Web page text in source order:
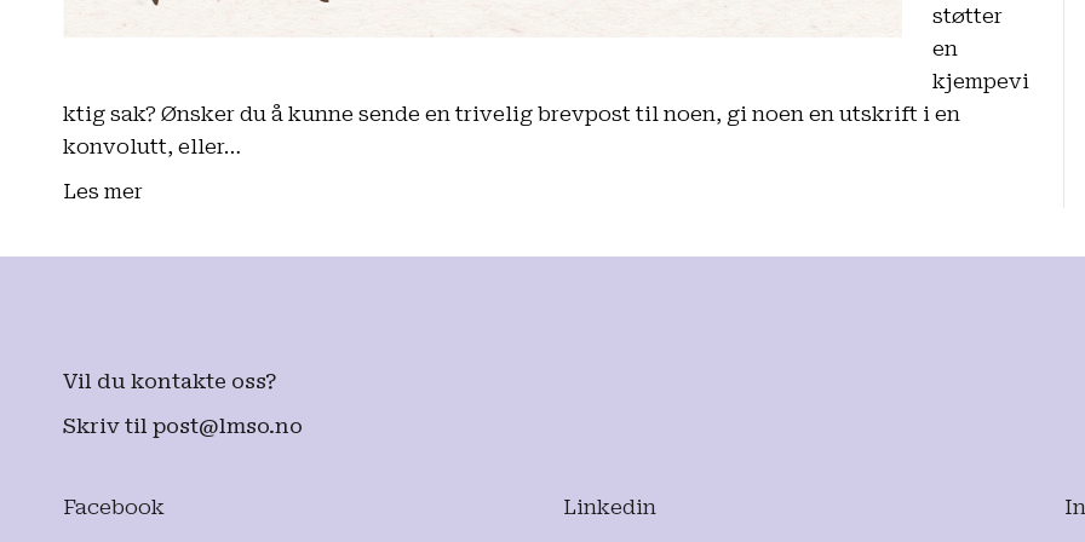
støtter
en
kjempevi
ktig sak? Ønsker du å kunne sende en trivelig brevpost til noen, gi noen en utskrift i en
konvolutt, eller…
Les mer
Vil du kontakte oss?
Skriv til post@lmso.no
Facebook Linkedin